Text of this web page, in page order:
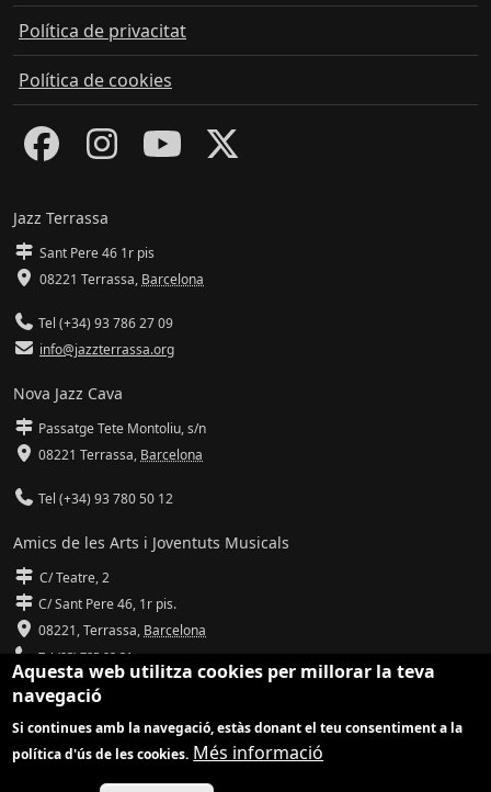
Política de privacitat
Política de cookies
Jazz Terrassa
Sant Pere 46 1r pis
08221 Terrassa, Barcelona
Tel (+34) 93 786 27 09
info@jazzterrassa.org
Nova Jazz Cava
Passatge Tete Montoliu, s/n
08221 Terrassa, Barcelona
Tel (+34) 93 780 50 12
Amics de les Arts i Joventuts Musicals
C/ Teatre, 2
C/ Sant Pere 46, 1r pis.
08221,Terrassa, Barcelona
Tel (93) 785 92 31
info@amicsdelesarts-jjmm.cat
www.amicsdelesarts-jjmm.cat
Adaptació de
Aquesta web utilitza cookies per millorar la teva
navegació
Si continues amb la navegació, estàs donant el teu consentiment a la
política d'ús de les cookies. Més informació